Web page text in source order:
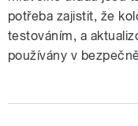
potřeba zajistit, že
testováním, a
používány v